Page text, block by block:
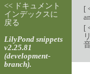
[
[
<< ドキュメント
インデックスに
戻る
LilyPond snippets
v2.25.81
(development-
branch).